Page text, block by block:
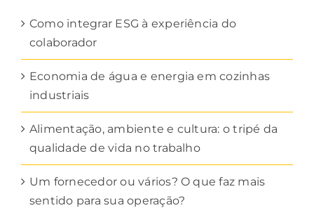
Como integrar ESG à experiência do
colaborador
Economia de água e energia em cozinhas
industriais
Alimentação, ambiente e cultura: o tripé da
qualidade de vida no trabalho
Um fornecedor ou vários? O que faz mais
sentido para sua operação?